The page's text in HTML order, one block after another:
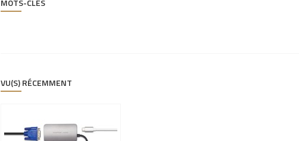
MOTS-CLÉS
VU(S) RÉCEMMENT